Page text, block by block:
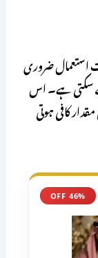
ضروری
سکتی ہے۔ اس
کافی ہوتی